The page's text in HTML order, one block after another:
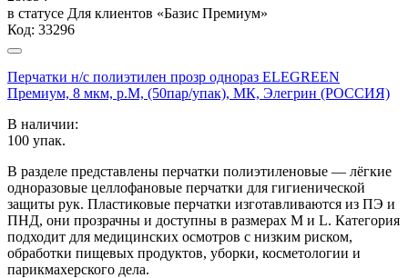
в статусе Для клиентов «Базис Премиум»
Код: 33296
Перчатки н/с полиэтилен прозр однораз ELEGREEN
Премиум, 8 мкм, р.M, (50пар/упак), МК, Элегрин (РОССИЯ)
В наличии:
100 упак.
В разделе представлены перчатки полиэтиленовые — лёгкие
одноразовые целлофановые перчатки для гигиенической
защиты рук. Пластиковые перчатки изготавливаются из ПЭ и
ПНД, они прозрачны и доступны в размерах M и L. Категория
подходит для медицинских осмотров с низким риском,
обработки пищевых продуктов, уборки, косметологии и
парикмахерского дела.